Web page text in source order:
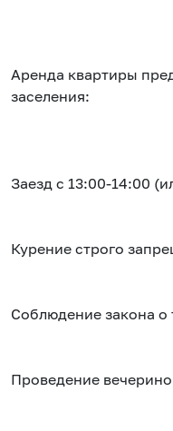
Аренда квартиры
заселения:
Заезд с 13:00-14:00
Курение строго
Соблюдение закона
Проведение